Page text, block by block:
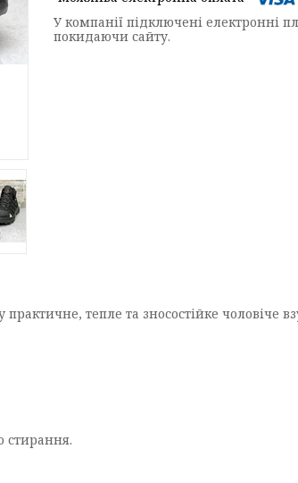
У компанії підключені електронні
покидаючи сайту.
тепле та зносостійке чоловіче
стирання.